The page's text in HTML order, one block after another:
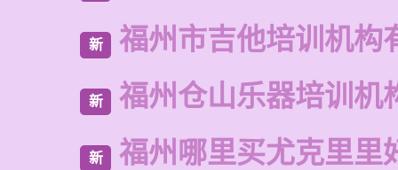
新 福州市吉他培训机构
新 福州仓山乐器培训机
新 福州哪里买尤克里里